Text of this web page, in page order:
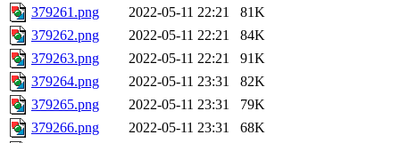
379261.png
2022-05-11 22:21
81K
379262.png
2022-05-11 22:21
84K
379263.png
2022-05-11 22:21
91K
379264.png
2022-05-11 23:31
82K
379265.png
2022-05-11 23:31
79K
379266.png
2022-05-11 23:31
68K